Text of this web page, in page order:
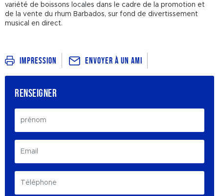
variété de boissons locales dans le cadre de la promotion et
de la vente du rhum Barbados, sur fond de divertissement
musical en direct.
Impression Envoyer à un ami
RENSEIGNER